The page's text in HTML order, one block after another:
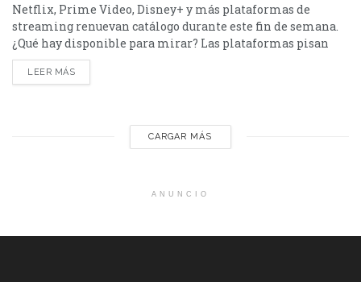
Netflix, Prime Video, Disney+ y más plataformas de
streaming renuevan catálogo durante este fin de semana.
¿Qué hay disponible para mirar? Las plataformas pisan
fuerte con una batería de lanzamientos que combinan
producciones locales y adaptaciones ambiciosas. De Netflix
LEER MÁS
CARGAR MÁS
ANUNCIO